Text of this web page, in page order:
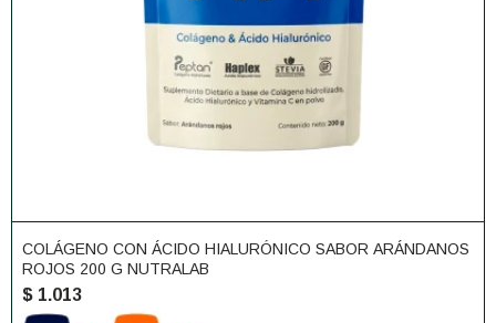
COLÁGENO CON ÁCIDO HIALURÓNICO SABOR ARÁNDANOS
ROJOS 200 G NUTRALAB
$ 1.013